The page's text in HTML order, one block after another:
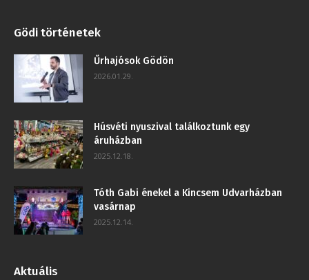
Gödi történetek
Űrhajósok Gödön
2026.01.29.
Húsvéti nyuszival találkoztunk egy
áruházban
2025.12.18.
Tóth Gabi énekel a Kincsem Udvarházban
vasárnap
2025.12.14.
Aktuális